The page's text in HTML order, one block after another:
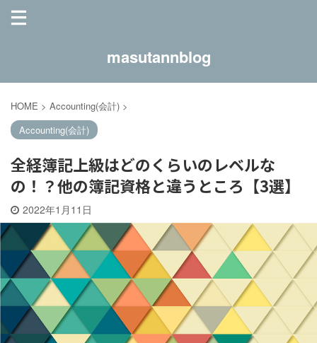
masutannblog
HOME > Accounting(会計) >
Accounting(会計)
全経簿記上級はどのくらいのレベルな
の！？他の簿記資格と違うところ【3選】
2022年1月11日